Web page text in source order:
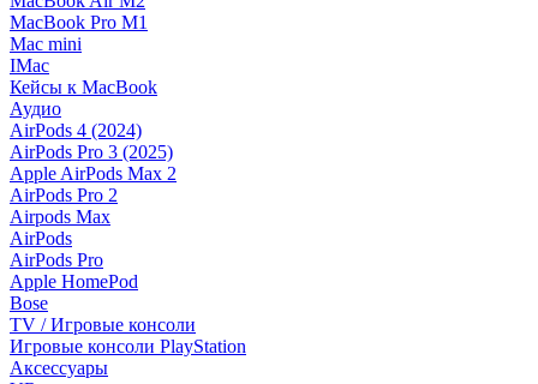
MacBook Pro M1
Mac mini
IMac
Кейсы к MacBook
Аудио
AirPods 4 (2024)
AirPods Pro 3 (2025)
Apple AirPods Max 2
AirPods Pro 2
Airpods Max
AirPods
AirPods Pro
Apple HomePod
Bose
TV / Игровые консоли
Игровые консоли PlayStation
Аксессуары